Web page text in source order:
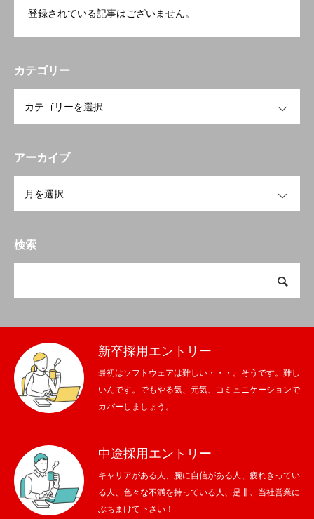
登録されている記事はございません。
カテゴリー
アーカイブ
検索
新卒採用エントリー
最初はソフトウェアは難しい・・・。そうです。難し
いんです。でもやる気、元気、コミュニケーションで
カバーしましょう。
中途採用エントリー
キャリアがある人、腕に自信がある人、疲れきってい
る人、色々な不満を持っている人、是非、当社営業に
ぶちまけて下さい！